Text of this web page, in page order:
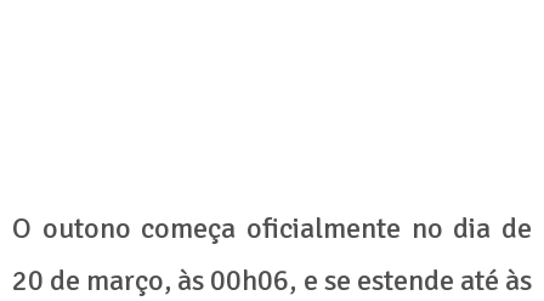
O outono começa oficialmente no dia de
20 de março, às 00h06, e se estende até às